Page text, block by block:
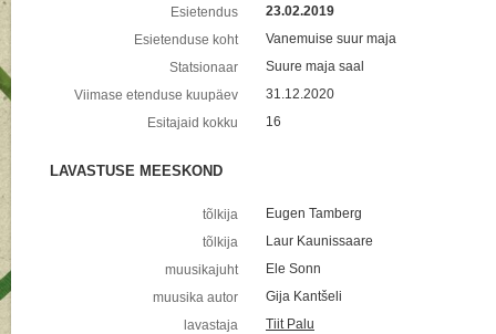
Esietendus
23.02.2019
Esietenduse koht
Vanemuise suur maja
Statsionaar
Suure maja saal
Viimase etenduse kuupäev
31.12.2020
Esitajaid kokku
16
LAVASTUSE MEESKOND
tõlkija
Eugen Tamberg
tõlkija
Laur Kaunissaare
muusikajuht
Ele Sonn
muusika autor
Gija Kantšeli
lavastaja
Tiit Palu